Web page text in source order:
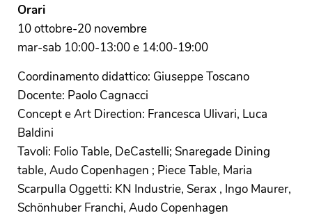
Orari
10 ottobre-20 novembre
mar-sab 10:00-13:00 e 14:00-19:00
Coordinamento didattico: Giuseppe Toscano
Docente: Paolo Cagnacci
Concept e Art Direction: Francesca Ulivari, Luca
Baldini
Tavoli: Folio Table, DeCastelli; Snaregade Dining
table, Audo Copenhagen ; Piece Table, Maria
Scarpulla Oggetti: KN Industrie, Serax , Ingo Maurer,
Schönhuber Franchi, Audo Copenhagen